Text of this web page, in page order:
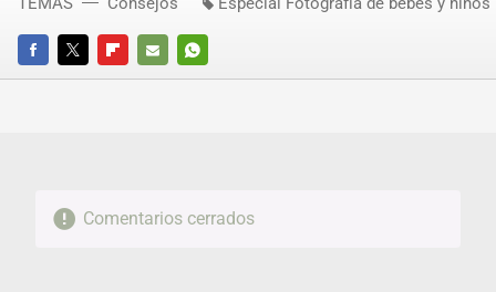
FACEBOOKTWITTERFLIPBOARD
E-
WHATSAPP
Comentarios cerrados